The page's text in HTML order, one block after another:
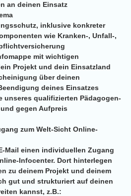
an deinen Einsatz
inklusive konkreter
wie Kranken-, Unfall-,
mit wichtigen
Projekt und dein Einsatzland
über deinen
deines Einsatzes
unseres qualifizierten Pädagogen-
gegen Aufpreis
zum Welt-Sicht Online-
Mail einen individuellen Zugang
Infocenter. Dort hinterlegen
zu deinem Projekt und deinem
gut und strukturiert auf deinen
kannst, z.B.: